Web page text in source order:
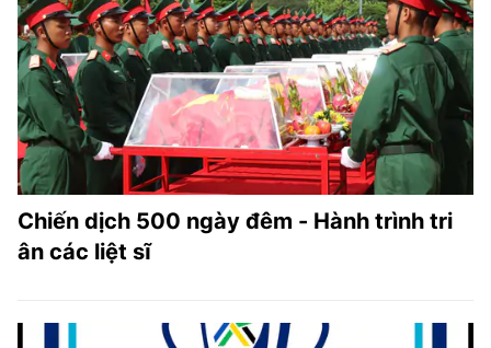
Chiến dịch 500 ngày đêm - Hành trình tri
ân các liệt sĩ